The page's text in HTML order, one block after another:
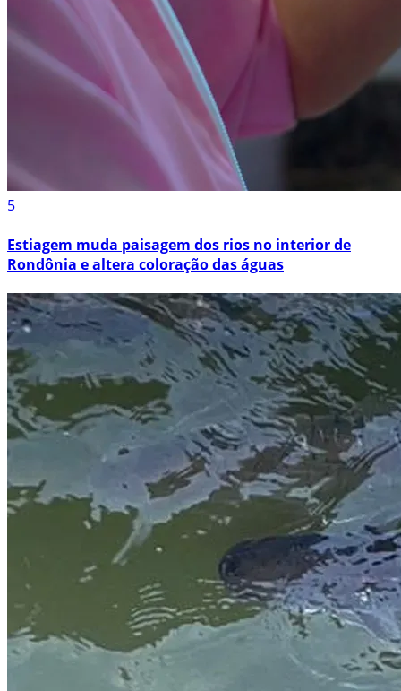
5
Estiagem muda paisagem dos rios no interior de
Rondônia e altera coloração das águas